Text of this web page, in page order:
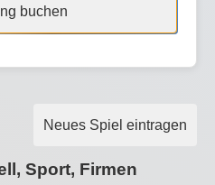
buchen
Neues Spiel eintragen
Sport, Firmen